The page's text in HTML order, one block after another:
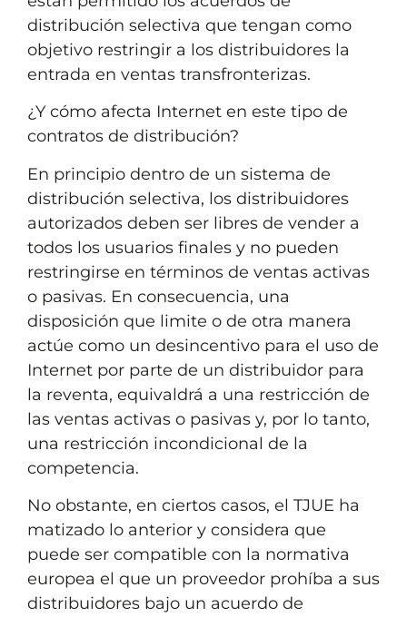
distribución selectiva que tengan como
objetivo restringir a los distribuidores la
entrada en ventas transfronterizas.
¿Y cómo afecta Internet en este tipo de
contratos de distribución?
En principio dentro de un sistema de
distribución selectiva, los distribuidores
autorizados deben ser libres de vender a
todos los usuarios finales y no pueden
restringirse en términos de ventas activas
o pasivas. En consecuencia, una
disposición que limite o de otra manera
actúe como un desincentivo para el uso de
Internet por parte de un distribuidor para
la reventa, equivaldrá a una restricción de
las ventas activas o pasivas y, por lo tanto,
una restricción incondicional de la
competencia.
No obstante, en ciertos casos, el TJUE ha
matizado lo anterior y considera que
puede ser compatible con la normativa
europea el que un proveedor prohíba a sus
distribuidores bajo un acuerdo de